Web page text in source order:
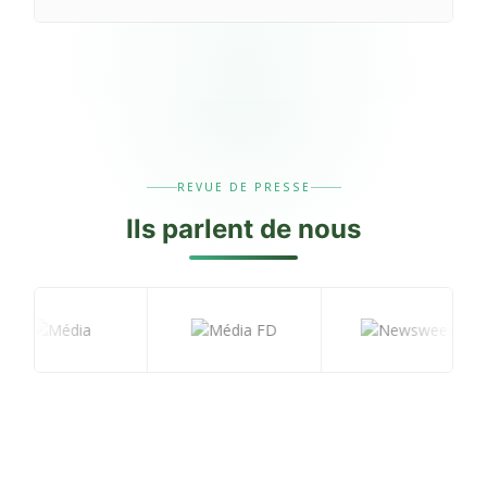
REVUE DE PRESSE
Ils parlent de nous